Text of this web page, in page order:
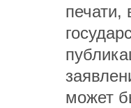
печати,
может